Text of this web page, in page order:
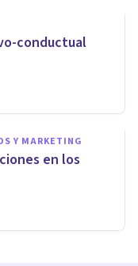
conductual
Y MARKETING
en los